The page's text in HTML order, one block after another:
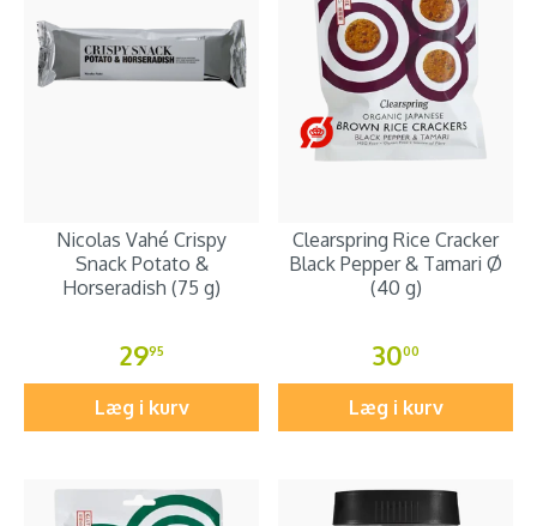
Nicolas Vahé Crispy
Snack Potato &
Horseradish (75 g)
2995
Læg i kurv
Clearspring Rice Cracker
Black Pepper & Tamari Ø
(40 g)
3000
Læg i kurv